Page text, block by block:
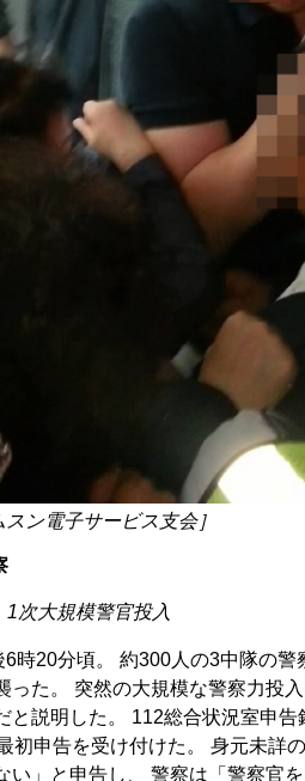
スン電子サービス支会］
1次大規模警官投入
6時20分頃。 約300人の3中隊の
った。 突然の大規模な警察力投
と説明した。 112総合状況室申
初申告を受け付けた。 身元未詳
い」と申告し、 警察は「警察官